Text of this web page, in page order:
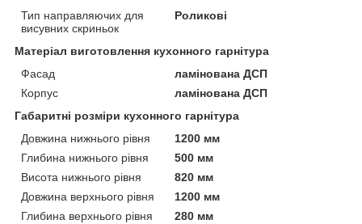
Тип направляючих для
висувних скриньок
Роликові
Матеріал виготовлення кухонного гарнітура
Фасад
ламінована ДСП
Корпус
ламінована ДСП
Габаритні розміри кухонного гарнітура
Довжина нижнього рівня
1200 мм
Глибина нижнього рівня
500 мм
Висота нижнього рівня
820 мм
Довжина верхнього рівня
1200 мм
Глибина верхнього рівня
280 мм